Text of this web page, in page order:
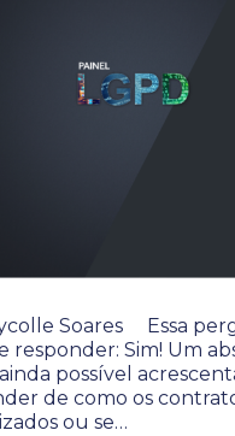
Soares Essa
responder: Sim! Um
possível
de como os
ou se…